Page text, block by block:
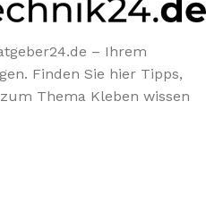
– Ihrem
Finden Sie hier Tipps,
Thema Kleben wissen